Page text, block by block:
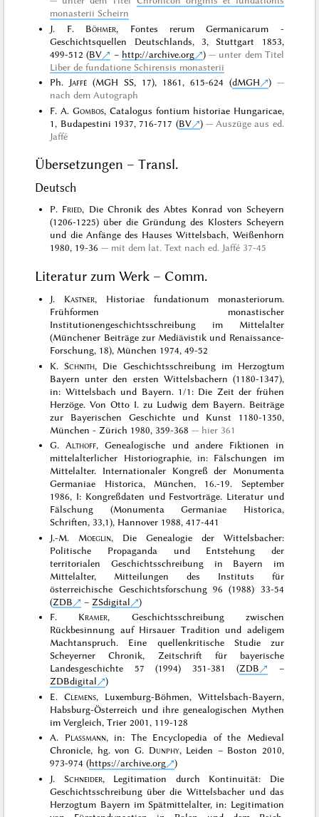
monasterii Scheirn
J. F. Böhmer, Fontes rerum Germanicarum -
Geschichtsquellen Deutschlands, 3, Stuttgart 1853,
499-512 (BV – http://archive.org )
unter dem Titel
Liber de fundatione Schirensis monasterii
Ph. Jaffé (MGH SS, 17), 1861, 615-624 (dMGH
)
nach dem Autograph
F. A.Gombos, Catalogus fontium historiae Hungaricae,
1, Budapestini 1937, 716-717 (BV )
Auszüge aus ed.
Jaffé
Übersetzungen – Transl.
Deutsch
P. Fried, Die Chronik des Abtes Konrad von Scheyern
(1206-1225) über die Gründung des Klosters Scheyern
und die Anfänge des Hauses Wittelsbach, Weißenhorn
1980, 19-36
mit dem lat. Text nach ed. Jaffé 37-45
Literatur zum Werk – Comm.
J. Kastner, Historiae fundationum monasteriorum.
Frühformen monastischer
Institutionengeschichtsschreibung im Mittelalter
(Münchener Beiträge zur Mediävistik und Renaissance-
Forschung, 18), München 1974, 49-52
K. Schnith, Die Geschichtsschreibung im Herzogtum
Bayern unter den ersten Wittelsbachern (1180-1347),
in: Wittelsbach und Bayern. 1/1: Die Zeit der frühen
Herzöge. Von Otto I. zu Ludwig dem Bayern. Beiträge
zur Bayerischen Geschichte und Kunst 1180-1350,
München - Zürich 1980, 359-368
hier 361
G.Althoff, Genealogische und andere Fiktionen in
mittelalterlicher Historiographie, in: Fälschungen im
Mittelalter. Internationaler Kongreß der Monumenta
Germaniae Historica, München, 16.-19. September
1986, I: Kongreßdaten und Festvorträge. Literatur und
Fälschung (Monumenta Germaniae Historica,
Schriften, 33,1), Hannover 1988, 417-441
J.-M. Moeglin, Die Genealogie der Wittelsbacher:
Politische Propaganda und Entstehung der
territorialen Geschichtsschreibung in Bayern im
Mittelalter, Mitteilungen des Instituts für
österreichische Geschichtsforschung 96 (1988) 33-54
(ZDB – ZSdigital
)
F. Kramer, Geschichtsschreibung zwischen
Rückbesinnung auf Hirsauer Tradition und adeligem
Machtanspruch. Eine quellenkritische Studie zur
Scheyerner Chronik, Zeitschrift für bayerische
Landesgeschichte 57 (1994) 351-381 (ZDB
–
ZDBdigital
)
E.Clemens, Luxemburg-Böhmen, Wittelsbach-Bayern,
Habsburg-Österreich und ihre genealogischen Mythen
im Vergleich, Trier 2001, 119-128
A. Plassmann, in: The Encyclopedia of the Medieval
Chronicle, hg. von G. Dunphy, Leiden – Boston 2010,
973-974 (https://archive.org
)
J. Schneider, Legitimation durch Kontinuität: Die
Geschichtsschreibung über die Wittelsbacher und das
Herzogtum Bayern im Spätmittelalter, in: Legitimation